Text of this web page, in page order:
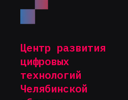
Центр развития
цифровых
технологий
Челябинской